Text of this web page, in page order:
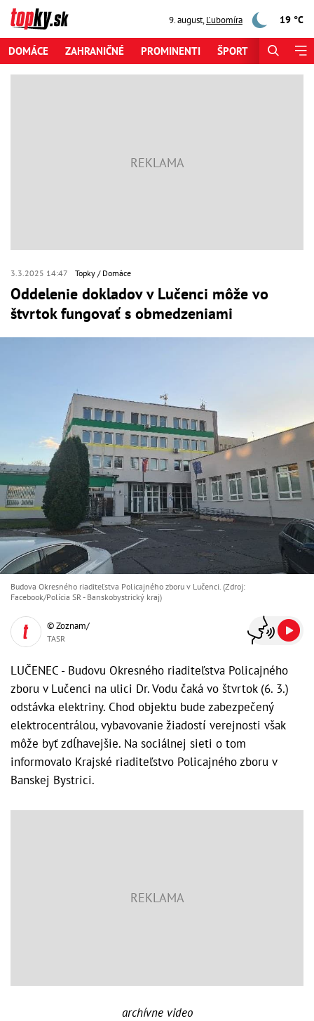
9. august,Ľubomíra 19 °C
DOMÁCE ZAHRANIČNÉ PROMINENTI ŠPORT
3.3.2025 14:47 Topky Domáce
Oddelenie dokladov v Lučenci môže vo
štvrtok fungovať s obmedzeniami
Budova Okresného riaditeľstva Policajného zboru v Lučenci. (Zdroj:
Facebook/Polícia SR - Banskobystrický kraj)
© Zoznam/
TASR
LUČENEC - Budovu Okresného riaditeľstva Policajného
zboru v Lučenci na ulici Dr. Vodu čaká vo štvrtok (6. 3.)
odstávka elektriny. Chod objektu bude zabezpečený
elektrocentrálou, vybavovanie žiadostí verejnosti však
môže byť zdĺhavejšie. Na sociálnej sieti o tom
informovalo Krajské riaditeľstvo Policajného zboru v
Banskej Bystrici.
archívne video